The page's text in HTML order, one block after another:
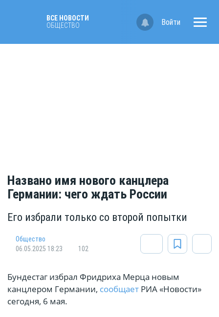
ВСЕ НОВОСТИ
ОБЩЕСТВО
Войти
Названо имя нового канцлера
Германии: чего ждать России
Его избрали только со второй попытки
Общество
06.05.2025 18:23
102
Бундестаг избрал Фридриха Мерца новым
канцлером Германии, сообщает РИА «Новости»
сегодня, 6 мая.